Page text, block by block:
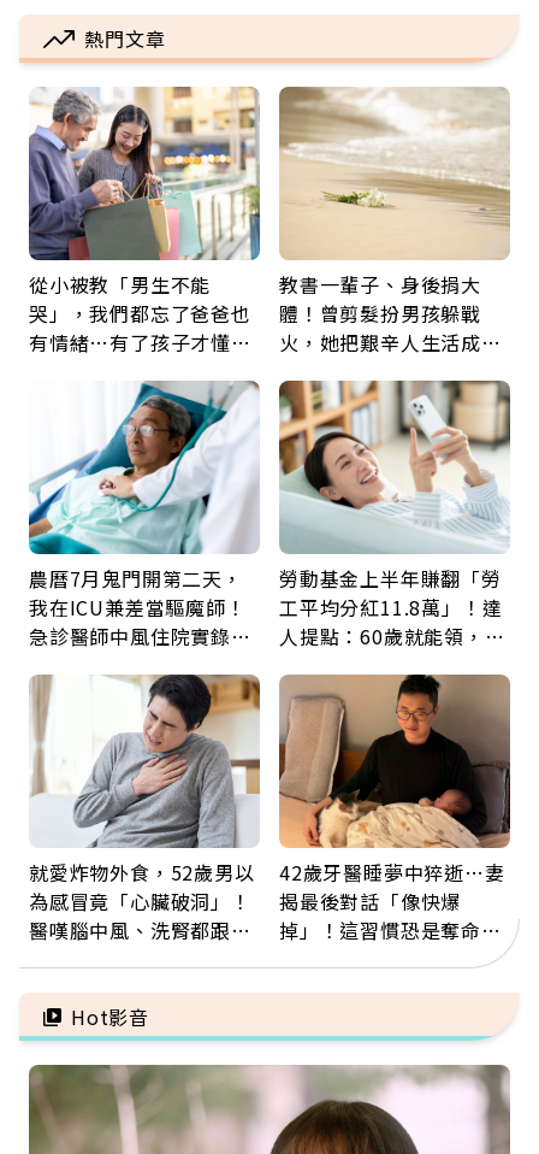
熱門文章
從小被教「男生不能
哭」，我們都忘了爸爸也
有情緒…有了孩子才懂：
教書一輩子、身後捐大
體！曾剪髮扮男孩躲戰
火，她把艱辛人生活成風
福
農曆7月鬼門開第二天，
我在ICU兼差當驅魔師！
急診醫師中風住院實錄：
勞動基金上半年賺翻「勞
工平均分紅11.8萬」！達
人提點：60歲就能領，重
就愛炸物外食，52歲男以
為感冒竟「心臟破洞」！
醫嘆腦中風、洗腎都跟它
救
42歲牙醫睡夢中猝逝…妻
揭最後對話「像快爆
掉」！這習慣恐是奪命原
因：沒有一份工作值得用
命交換
Hot影音